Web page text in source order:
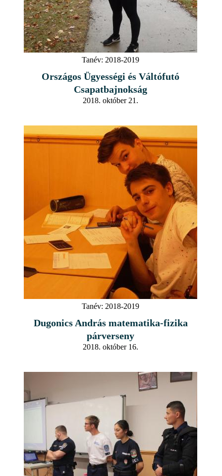
Tanév: 2018-2019
Országos Ügyességi és Váltófutó
Csapatbajnokság
2018. október 21.
Tanév: 2018-2019
Dugonics András matematika-fizika
párverseny
2018. október 16.